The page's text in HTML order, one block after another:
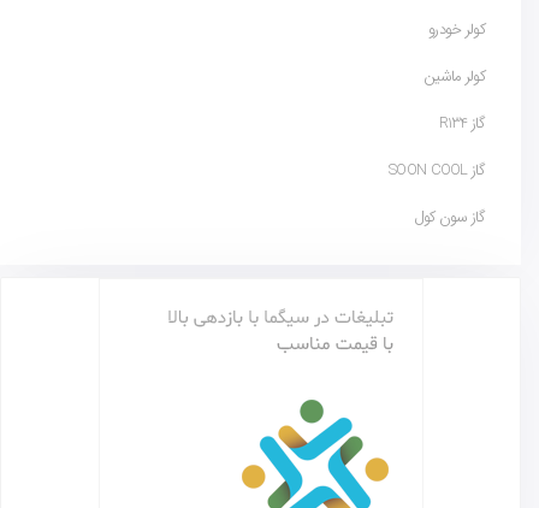
کولر خودرو
کولر ماشین
گاز R134
گاز SOON COOL
گاز سون کول